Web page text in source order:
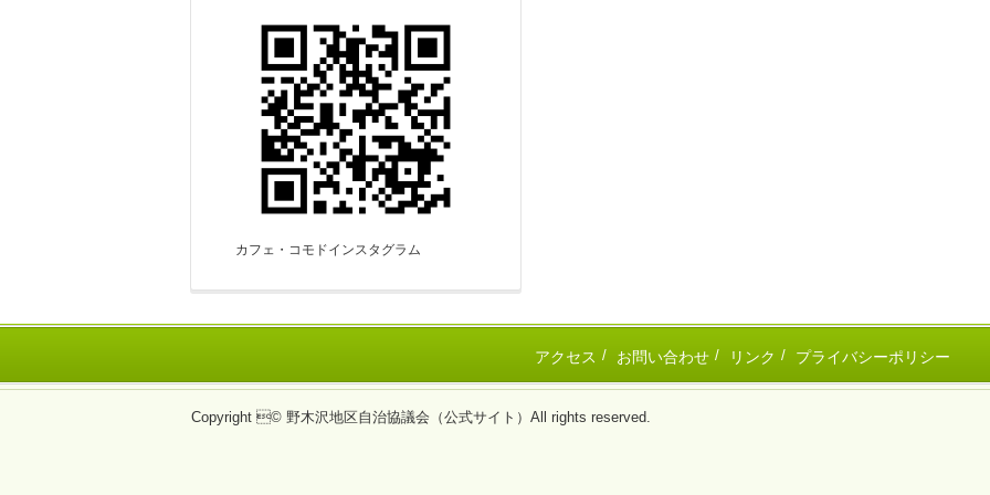
カフェ・コモドインスタグラム
アクセス お問い合わせ リンク プライバシーポリシー
Copyright © 野木沢地区自治協議会（公式サイト）All rights reserved.